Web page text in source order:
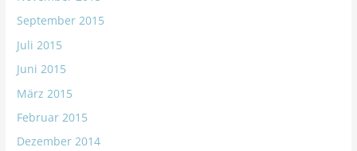
September 2015
Juli 2015
Juni 2015
März 2015
Februar 2015
Dezember 2014